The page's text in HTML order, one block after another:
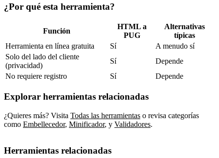
¿Por qué esta herramienta?
Función
HTML a
PUG
Alternativas
típicas
Herramienta en línea gratuita
Sí
A menudo sí
Solo del lado del cliente
(privacidad)
Sí
Depende
No requiere registro
Sí Depende
Explorar herramientas relacionadas
¿Quieres más? Visita Todas las herramientas o revisa categorías
como Embellecedor, Minificador, y Validadores.
Herramientas relacionadas